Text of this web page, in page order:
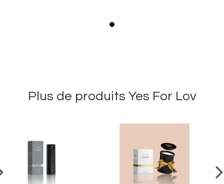
Plus de produits Yes For Lov